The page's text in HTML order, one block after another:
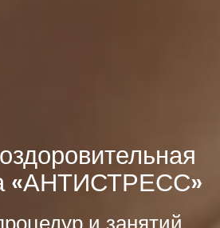
«АНТИСТРЕСС»